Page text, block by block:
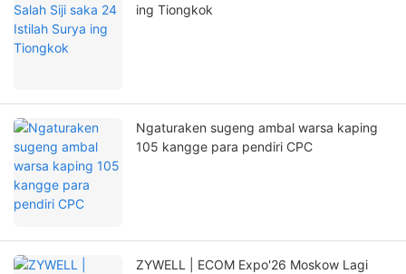
ing Tiongkok
Ngaturaken sugeng ambal warsa kaping
105 kangge para pendiri CPC
ZYWELL | ECOM Expo'26 Moskow Lagi